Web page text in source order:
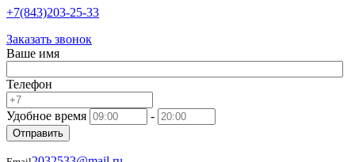
+7(843)203-25-33
Заказать звонок
Ваше имя
Телефон
Удобное время -
Отправить